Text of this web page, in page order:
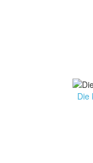
Die